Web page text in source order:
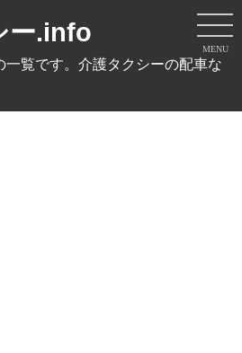
MENU
ー.info
覧です。介護タクシーの配車な